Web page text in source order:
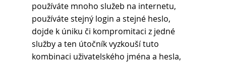
používáte mnoho služeb na internetu,
používáte stejný login a stejné heslo,
dojde k úniku či kompromitaci z jedné
služby a ten útočník vyzkouší tuto
kombinaci uživatelského jména a hesla,